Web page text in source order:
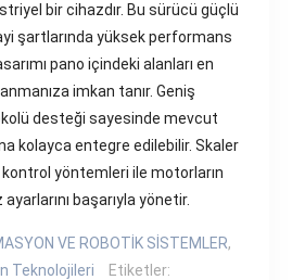
bir cihazdır. Bu sürücü güçlü
şartlarında yüksek performans
pano içindeki alanları en
imkan tanır. Geniş
desteği sayesinde mevcut
kolayca entegre edilebilir. Skaler
yöntemleri ile motorların
başarıyla yönetir.
VE ROBOTİK SİSTEMLER,
Teknolojileri
Etiketler: